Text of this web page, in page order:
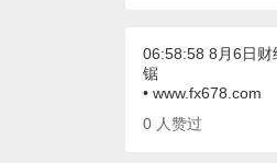
06:58:58 8月6日财
锯
• www.fx678.com
0 人赞过